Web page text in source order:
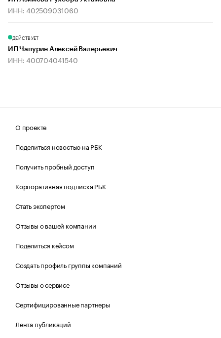
ИНН: 402509031060
ДЕЙСТВУЕТ
ИП Чапурин Алексей Валерьевич
ИНН: 400704041540
О проекте
Поделиться новостью на РБК
Получить пробный доступ
Корпоративная подписка РБК
Стать экспертом
Отзывы о вашей компании
Поделиться кейсом
Создать профиль группы компаний
Отзывы о сервисе
Сертифицированные партнеры
Лента публикаций